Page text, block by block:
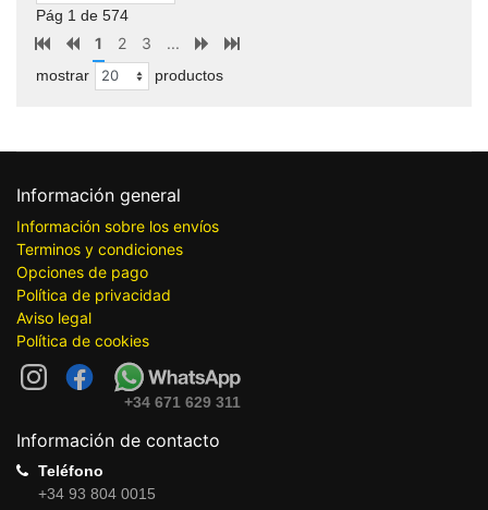
Pág 1 de 574
1 2 3 ...
mostrar productos
Información general
Información sobre los envíos
Terminos y condiciones
Opciones de pago
Política de privacidad
Aviso legal
Política de cookies
+34 671 629 311
Información de contacto
Teléfono
+34 93 804 0015